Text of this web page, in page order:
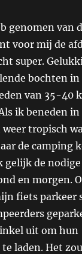
genomen van
voor mij de
super.
bochten
van 35-40
ik beneden
tropisch
de camping
gelijk de
en morgen.
fiets parkeer
uit om hun
laden. Het